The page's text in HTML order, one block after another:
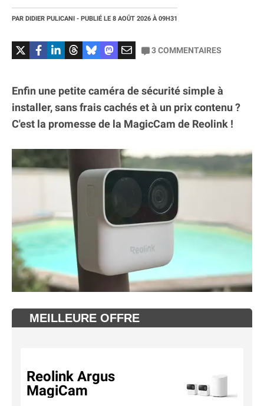
PAR DIDIER PULICANI - PUBLIÉ LE 8 AOÛT 2026 À 09H31
3COMMENTAIRES
Enfin une petite caméra de sécurité simple à
installer, sans frais cachés et à un prix contenu ?
C'est la promesse de la MagicCam de Reolink !
MEILLEURE OFFRE
Reolink Argus
MagiCam